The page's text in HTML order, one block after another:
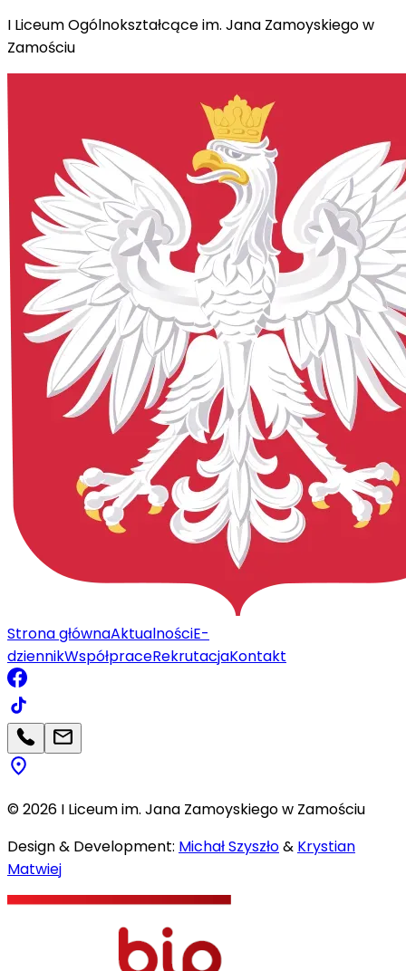
I Liceum Ogólnokształcące im. Jana Zamoyskiego w
Zamościu
Strona głównaAktualnościE-
dziennikWspółpraceRekrutacjaKontakt
©2026 I Liceum im. Jana Zamoyskiego w Zamościu
Design & Development: Michał Szyszło& Krystian
Matwiej